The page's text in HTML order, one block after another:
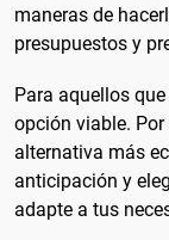
maneras de
presupuestos y
Para aquellos
opción viable.
alternativa más
anticipación y
adapte a tus